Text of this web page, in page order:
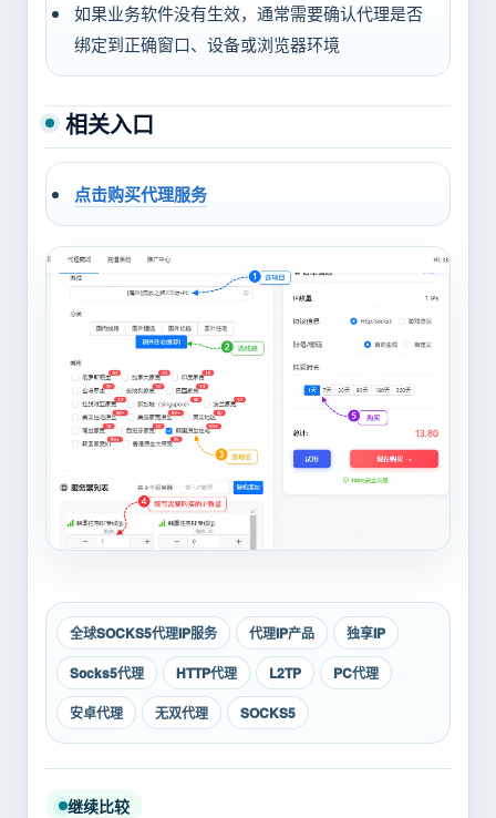
如果业务软件没有生效，通常需要确认代理是否
绑定到正确窗口、设备或浏览器环境
相关入口
点击购买代理服务
全球SOCKS5代理IP服务 代理IP产品
独享IP
Socks5代理
HTTP代理 L2TP
PC代理
安卓代理
无双代理 SOCKS5
继续比较